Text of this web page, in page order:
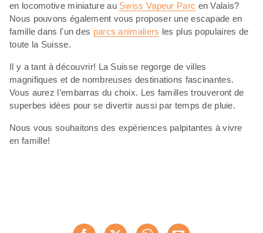
en locomotive miniature au Swiss Vapeur Parc en Valais?
Nous pouvons également vous proposer une escapade en
famille dans l'un des parcs animaliers les plus populaires de
toute la Suisse.
Il y a tant à découvrir! La Suisse regorge de villes
magnifiques et de nombreuses destinations fascinantes.
Vous aurez l’embarras du choix. Les familles trouveront de
superbes idées pour se divertir aussi par temps de pluie.
Nous vous souhaitons des expériences palpitantes à vivre
en famille!